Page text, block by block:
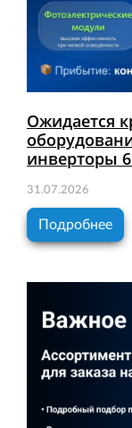
Ожидается
инверторы
31.07.2026
Подробнее